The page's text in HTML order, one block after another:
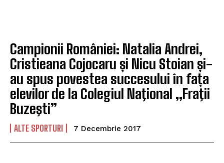
Campionii României: Natalia Andrei,
Cristieana Cojocaru și Nicu Stoian și-
au spus povestea succesului în fața
elevilor de la Colegiul Naţional „Fraţii
Buzeşti”
ALTE SPORTURI 7 Decembrie 2017